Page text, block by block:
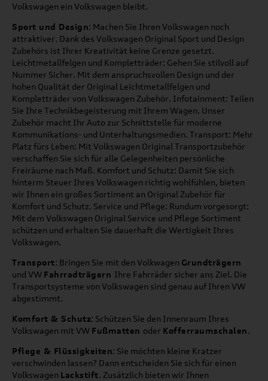
Volkswagen ein Volkswagen bleibt.
Sport und Design: Machen Sie Ihren Volkswagen noch
attraktiver. Dank des Volkswagen Original Sport und Design
Zubehörs ist Ihrer Kreativität keine Grenze gesetzt.
Leichtmetallfelgen und Kompletträder: Gehen Sie stilvoll auf
Nummer Sicher. Mit dem anspruchsvollen Design und der
hohen Qualität der Original Leichtmetallfelgen und
Kompletträder von Volkswagen Zubehör. Infotainment: Teilen
Sie Ihre Technikbegeisterung mit Ihrem Wagen. Unser
Zubehör macht Ihr Auto zur Schnittstelle für moderne
Kommunikations- und Unterhaltungsmedien. Transport: Mehr
Platz fürs Leben: Mit Volkswagen Original Transportzubehör
verschaffen Sie sich für alle Gelegenheiten persönliche
Freiräume nach Maß. Komfort und Schutz: Damit Sie sich
hinterm Steuer Ihres Volkswagen richtig wohlfühlen, bieten
wir Ihnen ein großes Sortiment an Original Zubehör für
Komfort und Schutz. Service und Pflege: Rundum vorgesorgt:
Mit dem Volkswagen Original Service und Pflege Sortiment
schützen und erhalten Sie dauerhaft die Wertigkeit Ihres
Volkswagen.
Transport: Bringen Sie mit den Volkwagen Grundträgern
und VW Fahrradträgern Ihre Fahrräder sicher ans Ziel. Die
Transportsysteme von Volkswagen sind genau auf Ihren VW
abgestimmt.
Komfort & Schutz: Schützen Sie den Innenraum Ihres
Volkswagen mit VW Fußmatten oder Kofferraumschalen.
Pflege & Flüssigkeiten: Sie möchten kleine Kratzer
verschwinden lassen? Dann entscheiden Sie sich für einen
Volkswagen Lackstift. Zusätzlich bieten wir Ihnen